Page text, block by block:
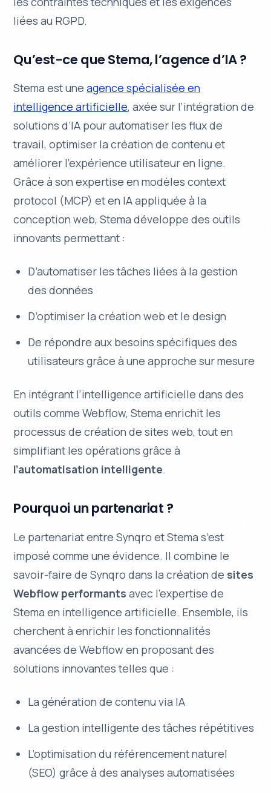
liées au RGPD.
Qu’est-ce que Stema, l’agence d’IA ?
Stema est uneagence spécialisée en
intelligence artificielle, axée sur l’intégration de
solutions d’IA pour automatiser les flux de
travail, optimiser la création de contenu et
améliorer l’expérience utilisateur en ligne.
Grâce à son expertise enmodèles context
protocol (MCP) et en IA appliquée à la
conception web, Stema développe des outils
innovants permettant :
D’automatiser les tâches liées à la gestion
des données
D’optimiser la création web et le design
De répondre aux besoins spécifiques des
utilisateurs grâce à une approche sur mesure
En intégrant l’intelligence artificielle dans des
outils comme Webflow, Stema enrichit les
processus de création de sites web, tout en
simplifiant les opérations grâce à
l’automatisation intelligente.
Pourquoi un partenariat ?
Le partenariat entre Synqro et Stema s’est
imposé comme une évidence. Il combine le
savoir-faire de Synqro dans la création de sites
Webflow performants avec l’expertise de
Stema en intelligence artificielle. Ensemble, ils
cherchent à enrichir les fonctionnalités
avancées de Webflow en proposant des
solutions innovantes telles que :
La génération de contenu via IA
La gestion intelligente des tâches répétitives
L’optimisation du référencement naturel
(SEO) grâce à des analyses automatisées